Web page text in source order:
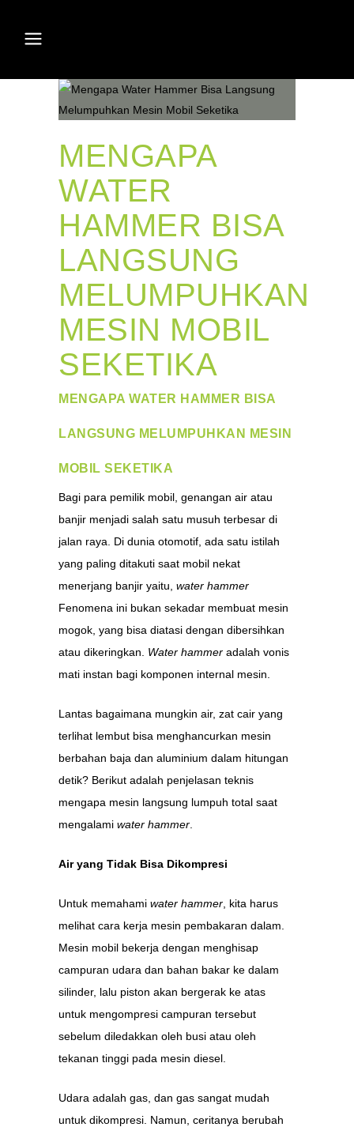
MENGAPA
WATER
HAMMER BISA
LANGSUNG
MELUMPUHKAN
MESIN MOBIL
SEKETIKA
MENGAPA WATER HAMMER BISA
LANGSUNG MELUMPUHKAN MESIN
MOBIL SEKETIKA
Bagi para pemilik mobil, genangan air atau
banjir menjadi salah satu musuh terbesar di
jalan raya. Di dunia otomotif, ada satu istilah
yang paling ditakuti saat mobil nekat
menerjang banjir yaitu, water hammer
Fenomena ini bukan sekadar membuat mesin
mogok, yang bisa diatasi dengan dibersihkan
atau dikeringkan. Water hammer adalah vonis
mati instan bagi komponen internal mesin.
Lantas bagaimana mungkin air, zat cair yang
terlihat lembut bisa menghancurkan mesin
berbahan baja dan aluminium dalam hitungan
detik? Berikut adalah penjelasan teknis
mengapa mesin langsung lumpuh total saat
mengalami water hammer
Air yang Tidak Bisa Dikompresi
Untuk memahami water hammer , kita harus
melihat cara kerja mesin pembakaran dalam.
Mesin mobil bekerja dengan menghisap
campuran udara dan bahan bakar ke dalam
silinder, lalu piston akan bergerak ke atas
untuk mengompresi campuran tersebut
sebelum diledakkan oleh busi atau oleh
tekanan tinggi pada mesin diesel.
Udara adalah gas, dan gas sangat mudah
untuk dikompresi. Namun, ceritanya berubah